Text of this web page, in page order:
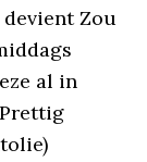
Zou
al in